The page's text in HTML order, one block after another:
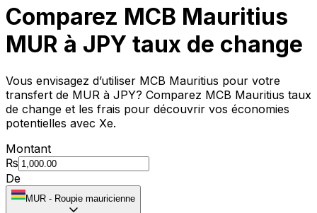
Comparez MCB Mauritius
MUR à JPY taux de change
Vous envisagez d’utiliser MCB Mauritius pour votre
transfert de MUR à JPY? Comparez MCB Mauritius taux
de change et les frais pour découvrir vos économies
potentielles avec Xe.
Montant
₨
De
MUR - Roupie mauricienne